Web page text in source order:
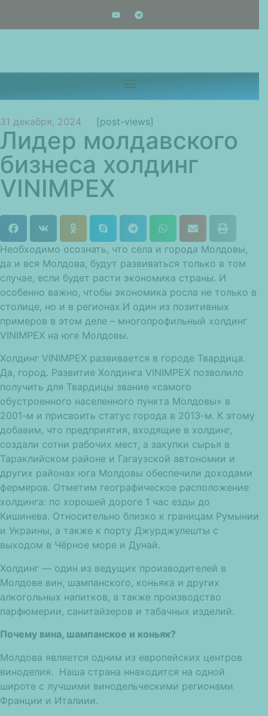
31 декабря, 2024 [post-views]
Лидер молдавского
бизнеса холдинг
VINIMPEX
Необходимо осознать, что села и города Молдовы,
да и вся Молдова, будут развиваться только в том
случае, если будет расти экономика страны. И
особенно важно, чтобы экономика росла не только в
столице, но и в регионах.И один из позитивных
примеров в этом деле – многопрофильный холдинг
VINIMPEX на юге Молдовы.
Холдинг VINIMPEX развивается в городе Твардица.
Да, город. Развитие Холдинга VINIMPEX позволило
получить для Твардицы звание «самого
обустроенного населенного пункта Молдовы» в
2001-м и присвоить статус города в 2013-м. К этому
добавим, что предприятия, входящие в холдинг,
создали сотни рабочих мест, а закупки сырья в
Тараклийском районе и Гагаузской автономии и
других районах юга Молдовы обеспечили доходами
фермеров. Отметим географическое расположение
холдинга: по хорошей дороге 1 час езды до
Кишинева. Относительно близко к границам Румынии
и Украины, а также к порту Джурджулешты с
выходом в Чёрное море и Дунай.
Холдинг — один из ведущих производителей в
Молдове вин, шампанского, коньяка и других
алкогольных напитков, а также производство
парфюмерии, санитайзеров и табачных изделий.
Почему вина, шампанское и коньяк?
Молдова является одним из европейских центров
виноделия. Наша страна ннаходится на одной
широте с лучшими винодельческими регионами
Франции и Италиии.